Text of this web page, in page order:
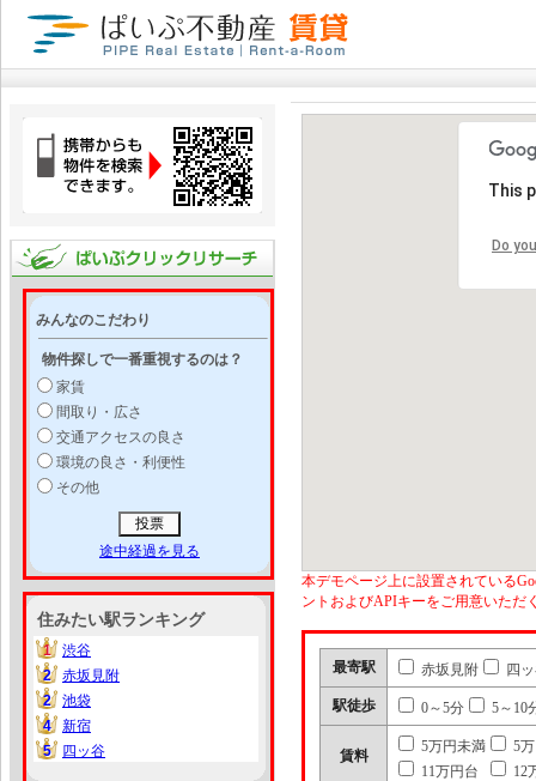
みんなのこだわり
物件探しで一番重視するのは？
家賃
間取り・広さ
交通アクセスの良さ
環境の良さ・利便性
その他
途中経過を見る
住みたい駅ランキング
1
1
渋谷
2
2
赤坂見附
2
2
池袋
4
4
新宿
5
5 四ッ谷
This
Do
本デモページ上に設置されている
ントおよびAPIキーをご用意いただ
最寄駅 赤坂見附 四
駅徒歩 0～5分 5～10
賃料
5万円未満
5
11万円台
12